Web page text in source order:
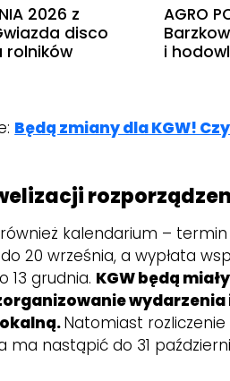
2026 z
disco
rolników
AGRO
i
Będą zmiany dla KGW!
kalendarium –
20 września, a wypłata
13 grudnia. KGW będą
Natomiast
ma nastąpić do 31